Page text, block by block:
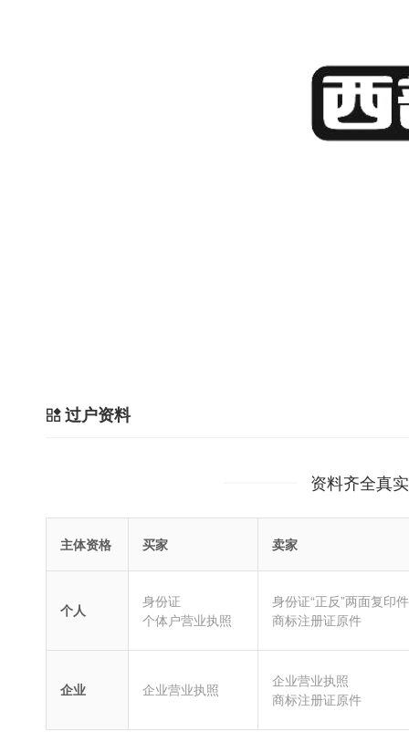
过户资料
资料齐全真
主体资格 买家 卖家
个人
身份证
个体户营业执照
身份证“正反”两面复印件
商标注册证原件
企业 企业营业执照
企业营业执照
商标注册证原件